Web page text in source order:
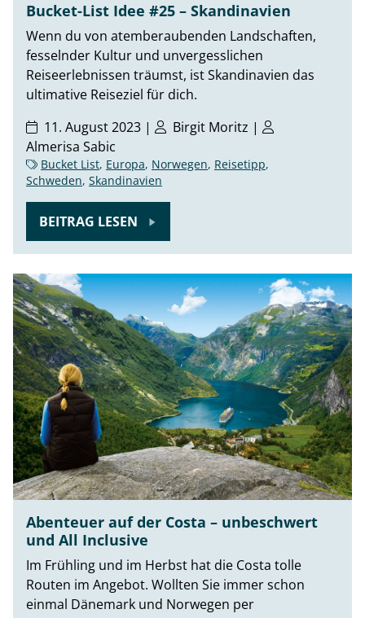
Bucket-List Idee #25 – Skandinavien
Wenn du von atemberaubenden Landschaften,
fesselnder Kultur und unvergesslichen
Reiseerlebnissen träumst, ist Skandinavien das
ultimative Reiseziel für dich.
11. August 2023 |
Birgit Moritz |
Almerisa Sabic
Bucket List, Europa, Norwegen, Reisetipp,
Schweden, Skandinavien
BEITRAG LESEN
Abenteuer auf der Costa – unbeschwert
und All Inclusive
Im Frühling und im Herbst hat die Costa tolle
Routen im Angebot. Wollten Sie immer schon
einmal Dänemark und Norwegen per